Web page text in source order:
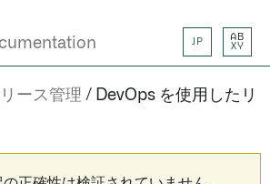
JP
AB
XY
リース管理
DevOps を使用したリ